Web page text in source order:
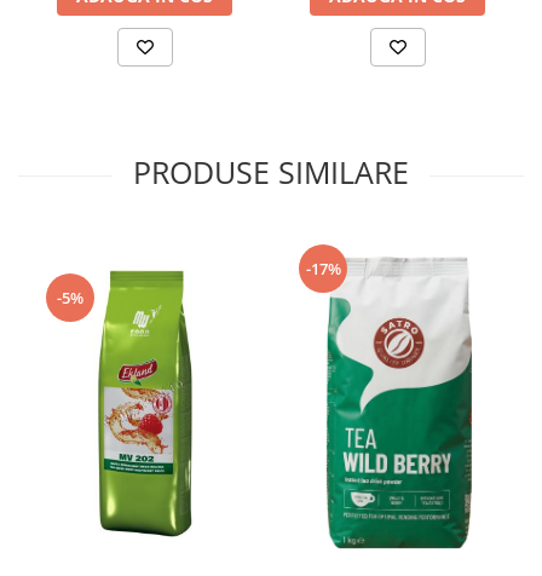
PRODUSE SIMILARE
-5%
-17%